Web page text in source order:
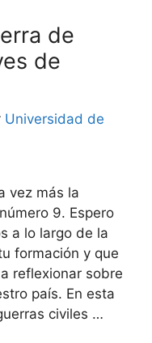
de
de
Universidad de
vez más la
9. Espero
a lo largo de la
formación y que
reflexionar sobre
país. En esta
civiles …